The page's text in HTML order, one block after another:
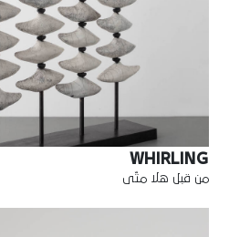
WHIRLING
من قبل هلا متّى